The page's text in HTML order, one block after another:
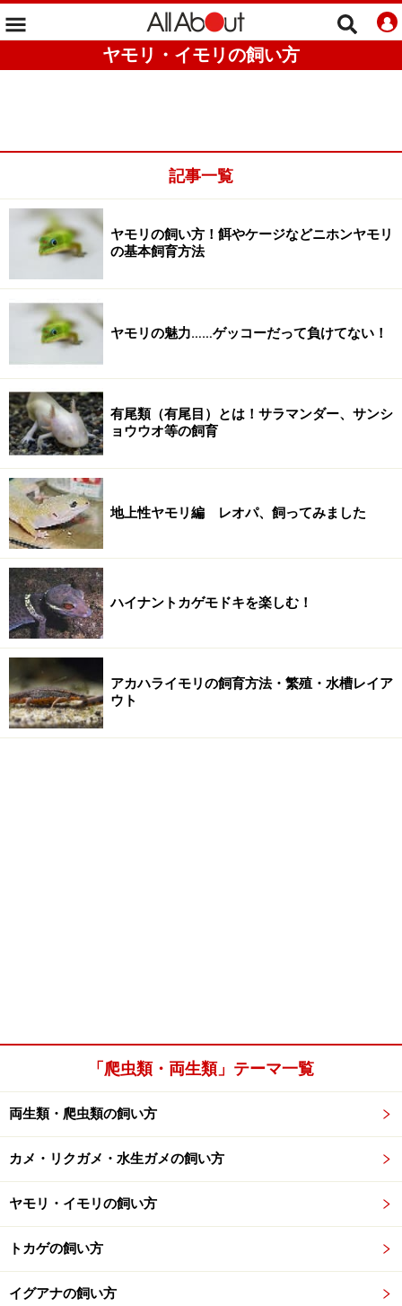
ヤモリ・イモリの飼い方
記事一覧
ヤモリの飼い方！餌やケージなどニホンヤモリ
の基本飼育方法
ヤモリの魅力……ゲッコーだって負けてない！
有尾類（有尾目）とは！サラマンダー、サンシ
ョウウオ等の飼育
地上性ヤモリ編 レオパ、飼ってみました
ハイナントカゲモドキを楽しむ！
アカハライモリの飼育方法・繁殖・水槽レイア
ウト
「爬虫類・両生類」テーマ一覧
両生類・爬虫類の飼い方
カメ・リクガメ・水生ガメの飼い方
ヤモリ・イモリの飼い方
トカゲの飼い方
イグアナの飼い方